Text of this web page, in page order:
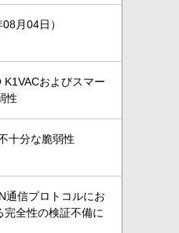
月04日）
およびスマー
性
十分な脆弱性
通信プロトコルにお
全性の検証不備に